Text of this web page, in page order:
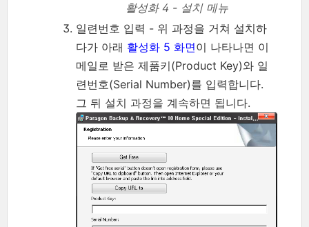
활성화 4 - 설치 메뉴
일련번호 입력 - 위 과정을 거쳐 설치하
다가 아래 활성화 5 화면이 나타나면 이
메일로 받은 제품키(Product Key)와 일
련번호(Serial Number)를 입력합니다.
그 뒤 설치 과정을 계속하면 됩니다.